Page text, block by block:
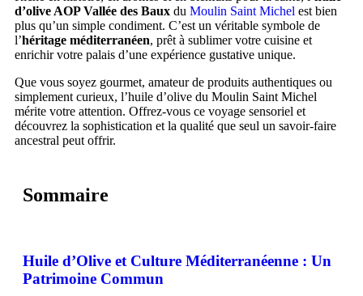
d’olive AOP Vallée des Baux du Moulin Saint Michel est bien
plus qu’un simple condiment. C’est un véritable symbole de
l’héritage méditerranéen, prêt à sublimer votre cuisine et
enrichir votre palais d’une expérience gustative unique.
Que vous soyez gourmet, amateur de produits authentiques ou
simplement curieux, l’huile d’olive du Moulin Saint Michel
mérite votre attention. Offrez-vous ce voyage sensoriel et
découvrez la sophistication et la qualité que seul un savoir-faire
ancestral peut offrir.
Sommaire
Huile d’Olive et Culture Méditerranéenne : Un
Patrimoine Commun